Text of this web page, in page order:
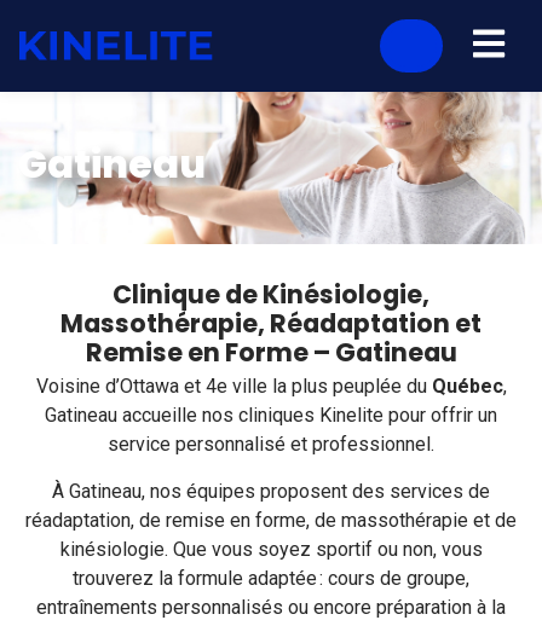
Gatineau
Clinique de Kinésiologie,
Massothérapie, Réadaptation et
Remise en Forme – Gatineau
Voisine d’Ottawa et 4e ville la plus peuplée du Québec,
Gatineau accueille nos cliniques Kinelite pour offrir un
service personnalisé et professionnel.
À Gatineau, nos équipes proposent des services de
réadaptation, de remise en forme, de massothérapie et de
kinésiologie. Que vous soyez sportif ou non, vous
trouverez la formule adaptée : cours de groupe,
entraînements personnalisés ou encore préparation à la